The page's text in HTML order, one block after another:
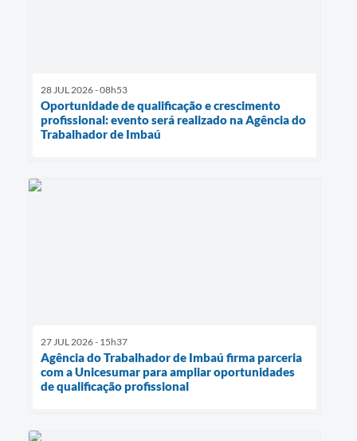
28 JUL 2026 - 08h53
Oportunidade de qualificação e crescimento
profissional: evento será realizado na Agência do
Trabalhador de Imbaú
27 JUL 2026 - 15h37
Agência do Trabalhador de Imbaú firma parceria
com a Unicesumar para ampliar oportunidades
de qualificação profissional